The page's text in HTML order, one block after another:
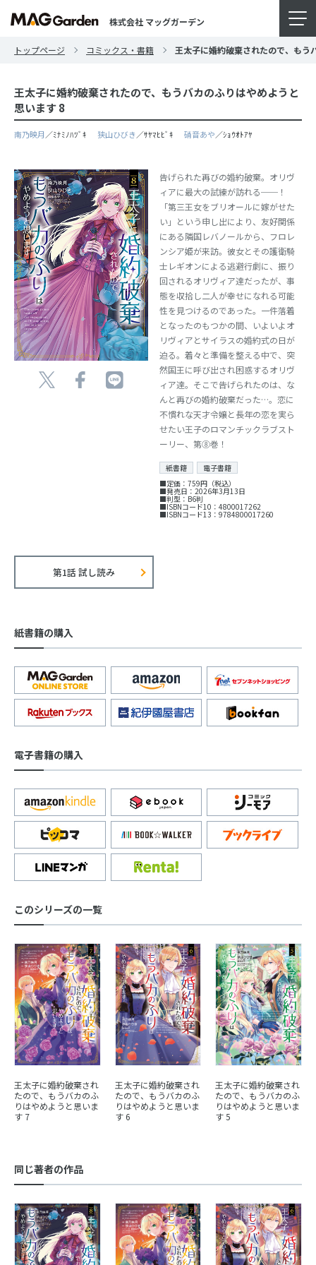
株式会社 マッグガーデン
トップページ コミックス・書籍 王太子に婚約破棄されたので、もう
王太子に婚約破棄されたので、もうバカのふりはやめようと
思います 8
南乃映月 ／ﾐﾅﾐﾉﾊﾂﾞｷ 狭山ひびき ／ｻﾔﾏﾋﾋﾞｷ 硝音あや／ｼｮｳｵﾄｱﾔ
告げられた再びの婚約破棄。オリヴ
ィアに最大の試練が訪れる──！
「第三王女をブリオールに嫁がせた
い」という申し出により、友好関係
にある隣国レバノールから、フロレ
ンシア姫が来訪。彼女とその護衛騎
士レギオンによる逃避行劇に、振り
回されるオリヴィア達だったが、事
態を収拾し二人が幸せになれる可能
性を見つけるのであった。一件落着
となったのもつかの間、いよいよオ
リヴィアとサイラスの婚約式の日が
迫る。着々と準備を整える中で、突
然国王に呼び出され困惑するオリヴ
ィア達。そこで告げられたのは、な
んと再びの婚約破棄だった…。恋に
不慣れな天才令嬢と長年の恋を実ら
せたい王子のロマンチックラブスト
ーリー、第⑧巻！
紙書籍
電子書籍
■定価：759円（税込）
■発売日：2026年3月13日
■判型：B6判
■ISBNコード10：4800017262
■ISBNコード13：9784800017260
第1話 試し読み
紙書籍の購入
電子書籍の購入
このシリーズの一覧
王太子に婚約破棄され
たので、もうバカのふ
りはやめようと思いま
す 7
王太子に婚約破棄され
たので、もうバカのふ
りはやめようと思いま
す 6
王太子に婚約破棄され
たので、もうバカのふ
りはやめようと思いま
す 5
同じ著者の作品